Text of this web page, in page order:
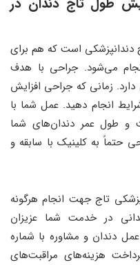
طول تاج دندان در
است که هم برای
می‌شود. جراحی با هدف
دارد. زمانی که جراحی افزایش
انجام دهید. عمل شما با
و طول عمر دندان‌های شما
حتماً به کلینیک با سابقه و
تاج جهت انجام هرگونه
در خدمت شما عزیزان
دندان و مشاوره با شماره
پرداخت هزینه‌های مراقبت‌های